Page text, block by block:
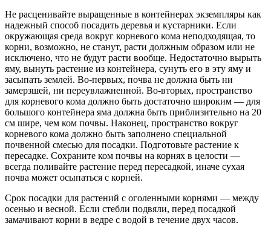
Не расценивайте выращенные в контейнерах экземпляры как
надежный способ посадить деревья и кустарники. Если
окружающая среда вокруг корневого кома неподходящая, то
корни, возможно, не станут, расти должным образом или не
исключено, что не будут расти вообще. Недостаточно вырыть
яму, вынуть растение из контейнера, сунуть его в эту яму и
засыпать землей. Во-первых, почва не должна быть ни
замерзшей, ни переувлажненной. Во-вторых, пространство
для корневого кома должно быть достаточно широким — для
большого контейнера яма должна быть приблизительно на 20
см шире, чем ком почвы. Наконец, пространство вокруг
корневого кома должно быть заполнено специальной
почвенной смесью для посадки. Подготовьте растение к
пересадке. Сохраните ком почвы на корнях в целости —
всегда поливайте растение перед пересадкой, иначе сухая
почва может осыпаться с корней.
Срок посадки для растений с оголенными корнями — между
осенью и весной. Если стебли подвяли, перед посадкой
замачивают корни в ведре с водой в течение двух часов.